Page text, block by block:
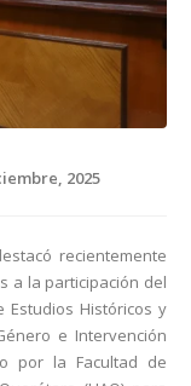
2025
recientemente
a la participación del
Estudios Históricos y
e Intervención
por la Facultad de